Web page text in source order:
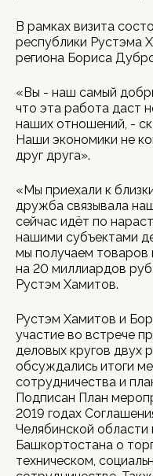
В рамках визита
республики Рустэма
региона Бориса
«Вы - наш самый
что эта работа даст
наших отношений, -
Наши экономики не
друг друга».
«Мы приехали к
дружба связывала
сейчас идёт по
нашими субъектами
мы получаем товаров
на 20 миллиардов
Рустэм Хамитов.
Рустэм Хамитов и
участие во встрече
деловых кругов двух
обсуждались итоги
сотрудничества и
Подписан План
2019 годах
Челябинской области
Башкортостана о
техническом,